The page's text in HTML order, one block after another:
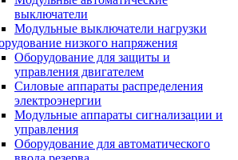
выключатели
Модульные выключатели нагрузки
низкого напряжения
Оборудование для защиты и
управления двигателем
Силовые аппараты распределения
электроэнергии
Модульные аппараты сигнализации и
управления
Оборудование для автоматического